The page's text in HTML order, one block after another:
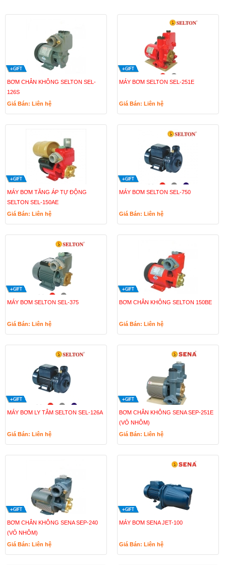
BƠM CHÂN KHÔNG SELTON SEL-
126S
Giá Bán: Liên hệ
MÁY BƠM SELTON SEL-251E
Giá Bán: Liên hệ
MÁY BƠM TĂNG ÁP TỰ ĐỘNG
SELTON SEL-150AE
Giá Bán: Liên hệ
MÁY BƠM SELTON SEL-750
Giá Bán: Liên hệ
MÁY BƠM SELTON SEL-375
Giá Bán: Liên hệ
BƠM CHÂN KHÔNG SELTON 150BE
Giá Bán: Liên hệ
MÁY BƠM LY TÂM SELTON SEL-126A
Giá Bán: Liên hệ
BƠM CHÂN KHÔNG SENA SEP-251E
(VỎ NHÔM)
Giá Bán: Liên hệ
BƠM CHÂN KHÔNG SENA SEP-240
(VỎ NHÔM)
Giá Bán: Liên hệ
MÁY BƠM SENA JET-100
Giá Bán: Liên hệ